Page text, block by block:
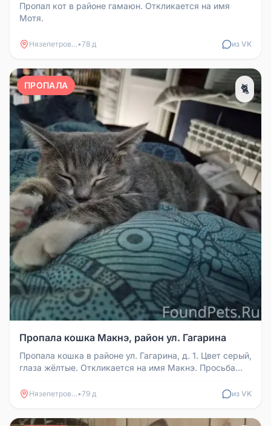
Пропал кот в районе гамаюн. Откликается на имя
Мотя.
Нязепетровск•78 д из VK
ПРОПАЛА 🐈
Пропала кошка Макнэ, район ул. Гагарина
Пропала кошка в районе ул. Гагарина, д. 1. Цвет серый,
глаза жёлтые. Откликается на имя Макнэ. Просьба
Нязепетровск•79 д из VK